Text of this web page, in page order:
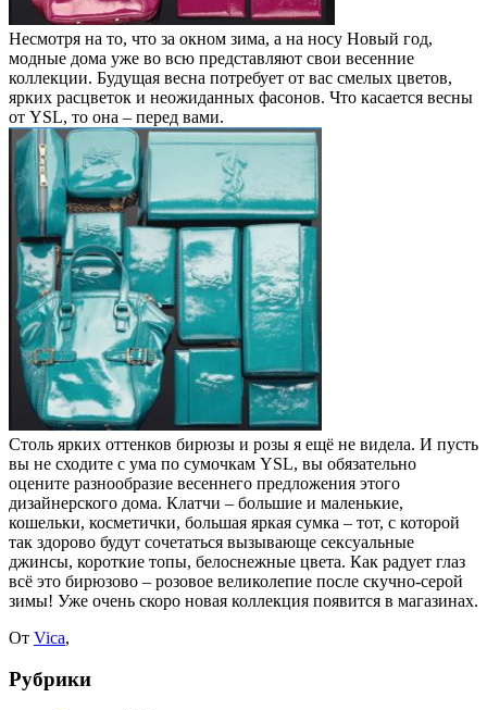
Несмотря на то, что за окном зима, а на носу Новый год,
модные дома уже во всю представляют свои весенние
коллекции. Будущая весна потребует от вас смелых цветов,
ярких расцветок и неожиданных фасонов. Что касается весны
от YSL, то она – перед вами.
Столь ярких оттенков бирюзы и розы я ещё не видела. И пусть
вы не сходите с ума по сумочкам YSL, вы обязательно
оцените разнообразие весеннего предложения этого
дизайнерского дома. Клатчи – большие и маленькие,
кошельки, косметички, большая яркая сумка – тот, с которой
так здорово будут сочетаться вызывающе сексуальные
джинсы, короткие топы, белоснежные цвета. Как радует глаз
всё это бирюзово – розовое великолепие после скучно-серой
зимы! Уже очень скоро новая коллекция появится в магазинах.
От Vica,
Рубрики